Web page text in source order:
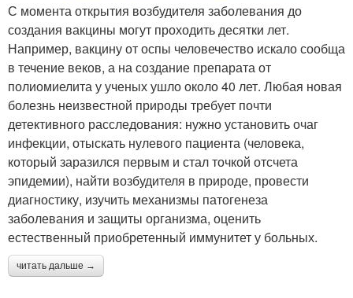
С момента открытия возбудителя заболевания до
создания вакцины могут проходить десятки лет.
Например, вакцину от оспы человечество искало сообща
в течение веков, а на создание препарата от
полиомиелита у ученых ушло около 40 лет. Любая новая
болезнь неизвестной природы требует почти
детективного расследования: нужно установить очаг
инфекции, отыскать нулевого пациента (человека,
который заразился первым и стал точкой отсчета
эпидемии), найти возбудителя в природе, провести
диагностику, изучить механизмы патогенеза
заболевания и защиты организма, оценить
естественный приобретенный иммунитет у больных.
читать дальше →